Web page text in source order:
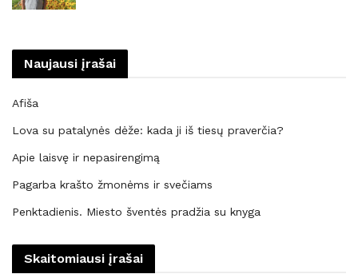
Naujausi įrašai
Afiša
Lova su patalynės dėže: kada ji iš tiesų praverčia?
Apie laisvę ir nepasirengimą
Pagarba krašto žmonėms ir svečiams
Penktadienis. Miesto šventės pradžia su knyga
Skaitomiausi įrašai